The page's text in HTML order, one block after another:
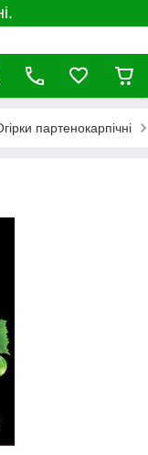
партенокарпічні